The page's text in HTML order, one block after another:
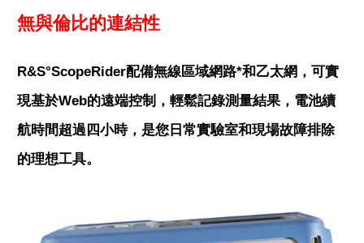
無與倫比的連結性
R&S°ScopeRider配備無線區域網路*和乙太網，可實
現基於Web的遠端控制，輕鬆記錄測量結果，電池續
航時間超過四小時，是您日常實驗室和現場故障排除
的理想工具。